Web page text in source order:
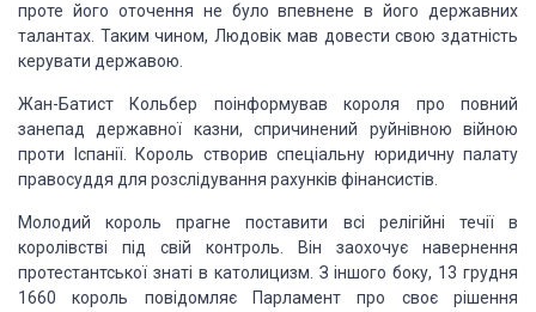
проте його оточення не було впевнене в його державних
талантах. Таким чином, Людовік мав довести свою здатність
керувати державою.
Жан-Батист Кольбер поінформував короля про повний
занепад державної казни, спричинений руйнівною війною
проти Іспанії. Король створив спеціальну юридичну палату
правосуддя для розслідування рахунків фінансистів.
Молодий король прагне поставити всі релігійні течії в
королівстві під свій контроль. Він заохочує навернення
протестантської знаті в католицизм. З іншого боку, 13 грудня
1660 король повідомляє Парламент про своє рішення